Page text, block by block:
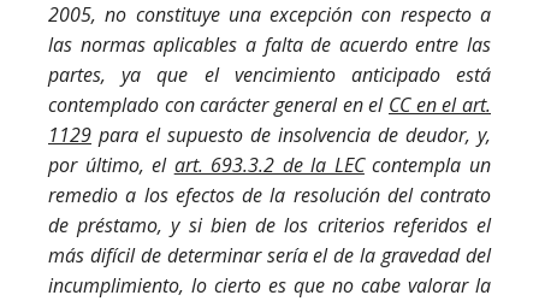
2005, no constituye una excepción con respecto a
las normas aplicables a falta de acuerdo entre las
partes, ya que el vencimiento anticipado está
contemplado con carácter general en el CC en el art.
1129 para el supuesto de insolvencia de deudor, y,
por último, el art. 693.3.2 de la LECcontempla un
remedio a los efectos de la resolución del contrato
de préstamo, y si bien de los criterios referidos el
más difícil de determinar sería el de la gravedad del
incumplimiento, lo cierto es que no cabe valorar la